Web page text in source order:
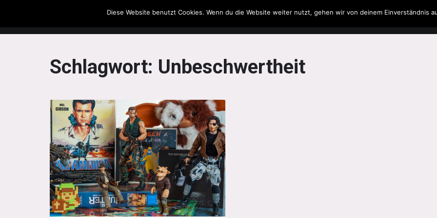
The Howling Men Filme & Serien Musik Spielzeug Literatur
Schlagwort: Unbeschwertheit
Diese Website benutzt Cookies. Wenn du die Website weiter nutzt, gehen wir von deinem Einverständnis